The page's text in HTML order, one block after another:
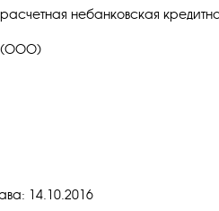
небанковская
(ООО)
14.10.2016